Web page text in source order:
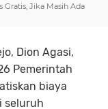
Jika Masih Ada
Dion Agasi,
Pemerintah
biaya
seluruh